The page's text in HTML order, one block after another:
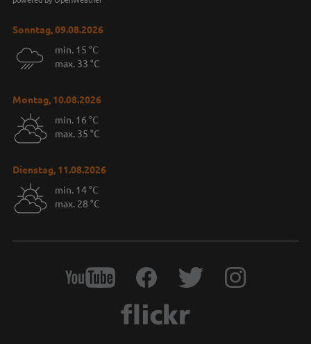
Sonntag, 09.08.2026
min. 15 °C
max. 33 °C
Montag, 10.08.2026
min. 16 °C
max. 35 °C
Dienstag, 11.08.2026
min. 14 °C
max. 28 °C